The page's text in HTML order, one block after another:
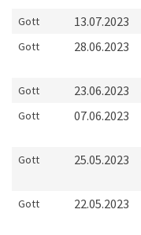
Gott 13.07.2023
Gott 28.06.2023
Gott 23.06.2023
Gott 07.06.2023
Gott 25.05.2023
Gott 22.05.2023